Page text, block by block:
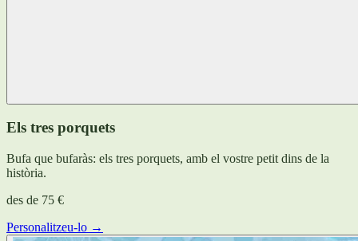
Els tres porquets
Bufa que bufaràs: els tres porquets, amb el vostre petit dins de la
història.
des de 75 €
Personalitzeu-lo →